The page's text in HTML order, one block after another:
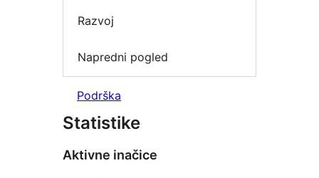
Razvoj
Napredni pogled
Podrška
Statistike
Aktivne inačice